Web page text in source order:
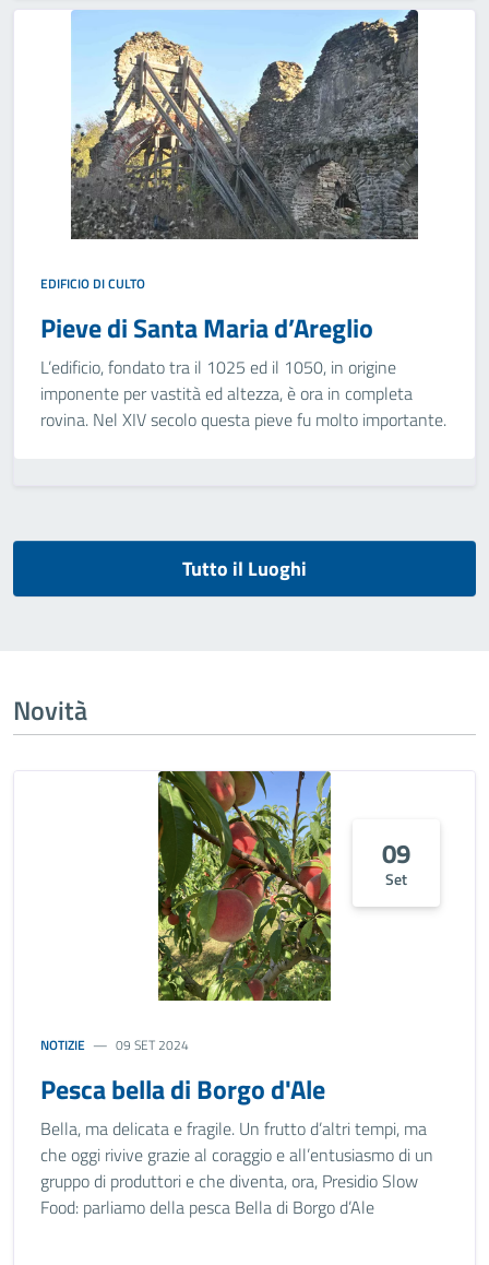
EDIFICIO DI CULTO
Pieve di Santa Maria d’Areglio
L’edificio, fondato tra il 1025 ed il 1050, in origine
imponente per vastità ed altezza, è ora in completa
rovina. Nel XIV secolo questa pieve fu molto importante.
Tutto il Luoghi
Novità
09
Set
NOTIZIE 09 SET 2024
Pesca bella di Borgo d'Ale
Bella, ma delicata e fragile. Un frutto d’altri tempi, ma
che oggi rivive grazie al coraggio e all’entusiasmo di un
gruppo di produttori e che diventa, ora, Presidio Slow
Food: parliamo della pesca Bella di Borgo d’Ale